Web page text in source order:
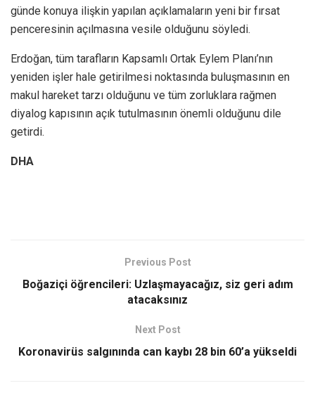
günde konuya ilişkin yapılan açıklamaların yeni bir fırsat
penceresinin açılmasına vesile olduğunu söyledi.
Erdoğan, tüm tarafların Kapsamlı Ortak Eylem Planı’nın
yeniden işler hale getirilmesi noktasında buluşmasının en
makul hareket tarzı olduğunu ve tüm zorluklara rağmen
diyalog kapısının açık tutulmasının önemli olduğunu dile
getirdi.
DHA
Previous Post
Boğaziçi öğrencileri: Uzlaşmayacağız, siz geri adım
atacaksınız
Next Post
Koronavirüs salgınında can kaybı 28 bin 60’a yükseldi